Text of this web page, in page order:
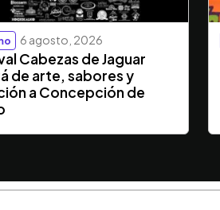
6 agosto, 2026
Cabezas de Jaguar
de arte, sabores y
a Concepción de